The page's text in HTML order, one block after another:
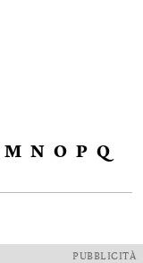
M N O P Q
PUBBLICITÀ